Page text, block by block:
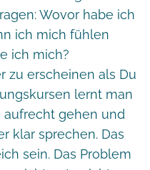
Wovor habe ich
ich mich fühlen
ich mich?
zu erscheinen als Du
lernt man
gehen und
klar sprechen. Das
sein. Das Problem